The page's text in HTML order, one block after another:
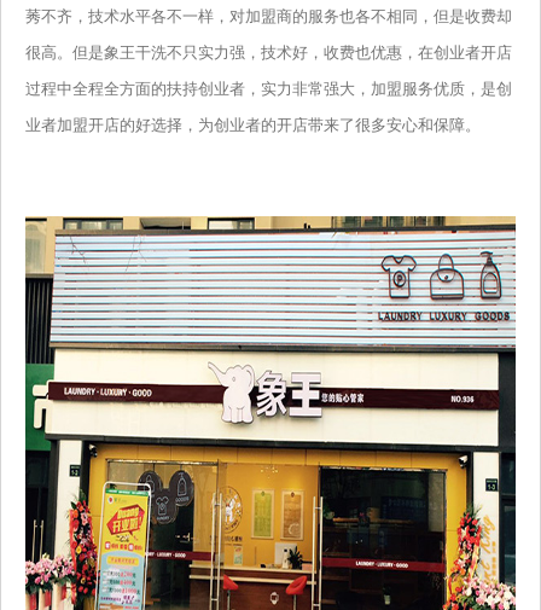
莠不齐，技术水平各不一样，对加盟商的服务也各不相同，但是收费却
很高。但是象王干洗不只实力强，技术好，收费也优惠，在创业者开店
过程中全程全方面的扶持创业者，实力非常强大，加盟服务优质，是创
业者加盟开店的好选择，为创业者的开店带来了很多安心和保障。